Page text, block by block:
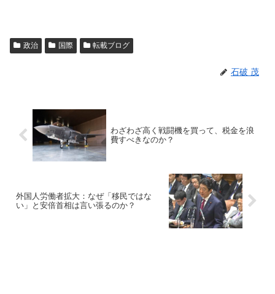
政治 国際 転載ブログ
石破 茂
わざわざ高く戦闘機を買って、税金を浪
費すべきなのか？
外国人労働者拡大：なぜ「移民ではな
い」と安倍首相は言い張るのか？